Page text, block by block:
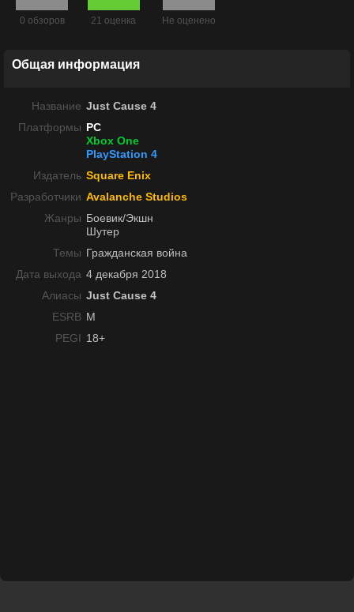
0 обзоров 21 оценка Не оценено
Общая информация
Название Just Cause 4
Платформы PC
Xbox One
PlayStation 4
Издатель Square Enix
Разработчики Avalanche Studios
Жанры Боевик/Экшн
Шутер
Темы Гражданская война
Дата выхода 4 декабря 2018
Алиасы Just Cause 4
ESRB M
PEGI 18+